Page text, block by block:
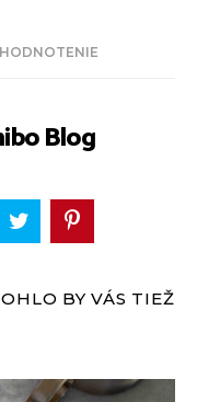
HODNOTENIE
Blog
BY VÁS TIEŽ